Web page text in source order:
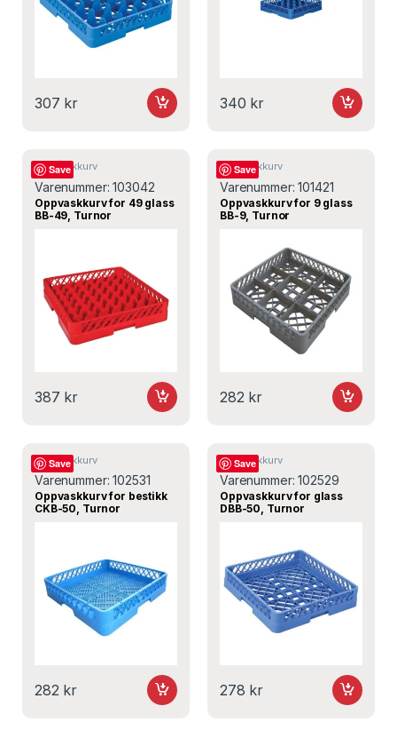
307 kr 340 kr
Save
Oppvaskkurv
Varenummer:103042
Oppvaskkurv for 49 glass
BB-49, Turnor
387 kr
Save
Oppvaskkurv
Varenummer:101421
Oppvaskkurv for 9 glass
BB-9, Turnor
282 kr
Save
Oppvaskkurv
Varenummer:102531
Oppvaskkurv for bestikk
CKB-50, Turnor
282 kr
Save
Oppvaskkurv
Varenummer:102529
Oppvaskkurv for glass
DBB-50, Turnor
278 kr